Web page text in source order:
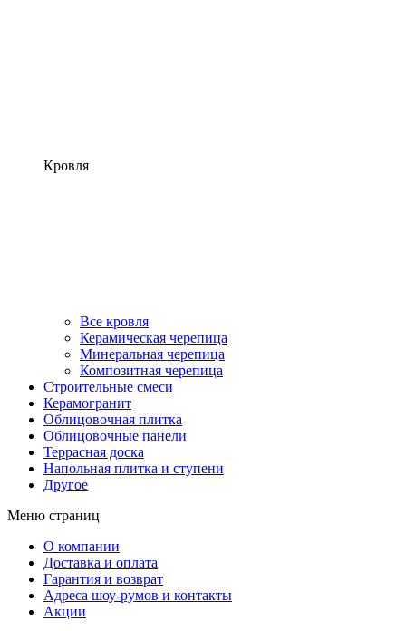
Кровля
Все кровля
Керамическая черепица
Минеральная черепица
Композитная черепица
Строительные смеси
Керамогранит
Облицовочная плитка
Облицовочные панели
Террасная доска
Напольная плитка и ступени
Другое
Меню страниц
О компании
Доставка и оплата
Гарантия и возврат
Адреса шоу-румов и контакты
Акции